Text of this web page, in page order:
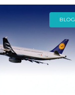
utasjogokhoz ABLOG